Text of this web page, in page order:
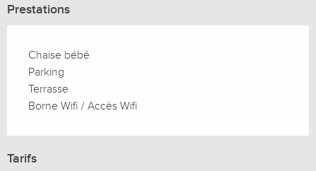
Prestations
Chaise bébé
Parking
Terrasse
Borne Wifi / Accès Wifi
Tarifs